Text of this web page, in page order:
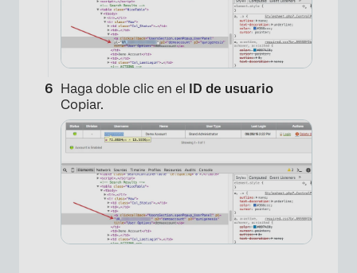
×
×
Haga doble clic en el ID de usuario
Copiar.